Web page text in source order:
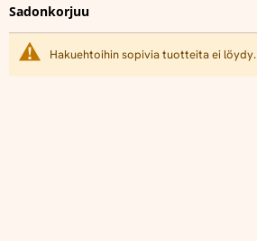
Sadonkorjuu
Hakuehtoihin sopivia tuotteita ei löydy.